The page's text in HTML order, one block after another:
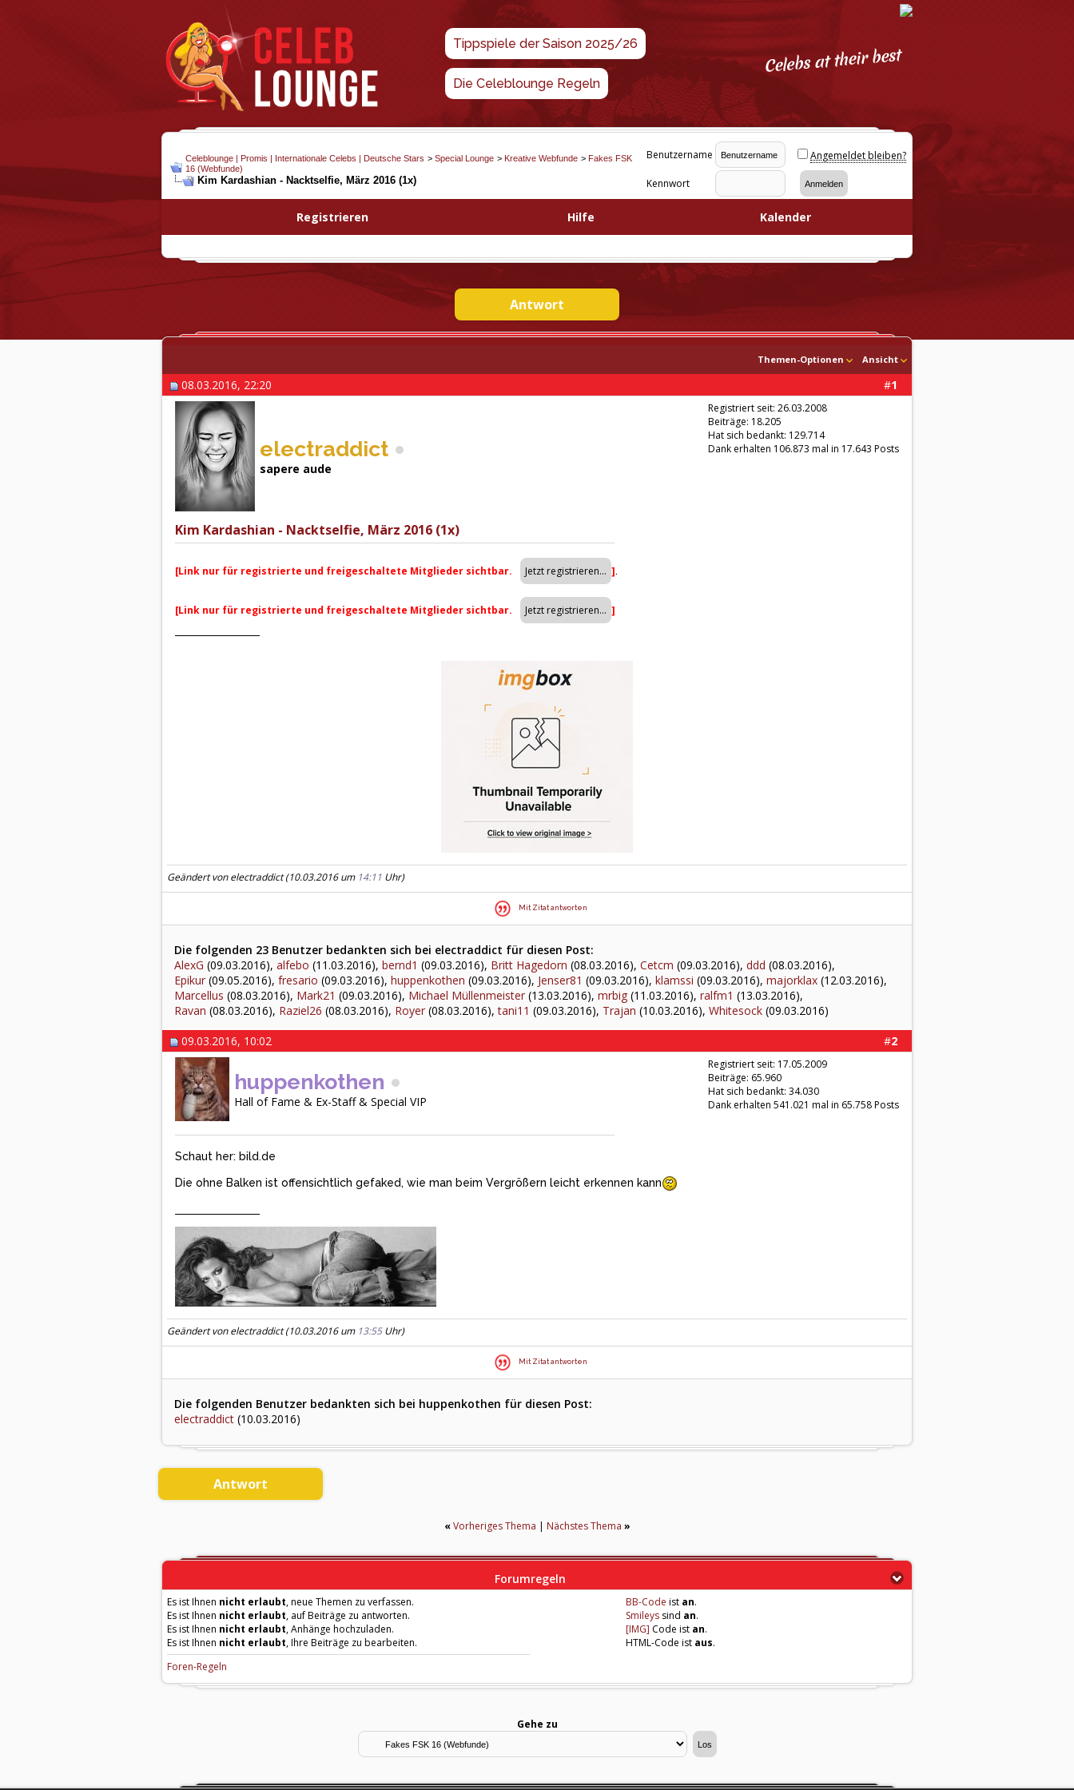
Tippspiele der Saison 2025/26
Die Celeblounge Regeln
Celeblounge | Promis | Internationale Celebs | Deutsche Stars > Special Lounge > Kreative Webfunde > Fakes FSK
16 (Webfunde)
Kim Kardashian - Nacktselfie, März 2016 (1x)
Benutzername Angemeldet bleiben?
Kennwort
Registrieren Hilfe Kalender
Antwort
Themen-Optionen Ansicht
#1
08.03.2016, 22:20
electraddict
sapere aude
Registriert seit: 26.03.2008
Beiträge: 18.205
Hat sich bedankt: 129.714
Dank erhalten 106.873 mal in 17.643 Posts
Kim Kardashian - Nacktselfie, März 2016 (1x)
[Link nur für registrierte und freigeschaltete Mitglieder sichtbar. ].
[Link nur für registrierte und freigeschaltete Mitglieder sichtbar. ]
Geändert von electraddict (10.03.2016 um 14:11 Uhr)
Mit Zitat antworten
Die folgenden 23 Benutzer bedankten sich bei electraddict für diesen Post:
AlexG (09.03.2016), alfebo (11.03.2016), bernd1 (09.03.2016), Britt Hagedorn (08.03.2016), Cetcm (09.03.2016), ddd (08.03.2016),
Epikur (09.05.2016), fresario (09.03.2016), huppenkothen (09.03.2016), Jenser81 (09.03.2016), klamssi (09.03.2016), majorklax (12.03.2016),
Marcellus (08.03.2016), Mark21 (09.03.2016), Michael Müllenmeister (13.03.2016), mrbig (11.03.2016), ralfm1 (13.03.2016),
Ravan (08.03.2016), Raziel26 (08.03.2016), Royer (08.03.2016),tani11 (09.03.2016), Trajan (10.03.2016), Whitesock (09.03.2016)
#2
09.03.2016, 10:02
huppenkothen
Hall of Fame & Ex-Staff & Special VIP
Registriert seit: 17.05.2009
Beiträge: 65.960
Hat sich bedankt: 34.030
Dank erhalten 541.021 mal in 65.758 Posts
Schaut her: bild.de
Die ohne Balken ist offensichtlich gefaked, wie man beim Vergrößern leicht erkennen kann
Geändert von electraddict (10.03.2016 um 13:55Uhr)
Mit Zitat antworten
Die folgenden Benutzer bedankten sich bei huppenkothen für diesen Post:
electraddict (10.03.2016)
Antwort
« Vorheriges Thema | Nächstes Thema »
Forumregeln
Es ist Ihnen nicht erlaubt, neue Themen zu verfassen.
Es ist Ihnen nicht erlaubt, auf Beiträge zu antworten.
Es ist Ihnen nicht erlaubt, Anhänge hochzuladen.
Es ist Ihnen nicht erlaubt, Ihre Beiträge zu bearbeiten.
Foren-Regeln
BB-Code ist an.
Smileys sind an.
[IMG] Code ist an.
HTML-Code ist aus.
Gehe zu